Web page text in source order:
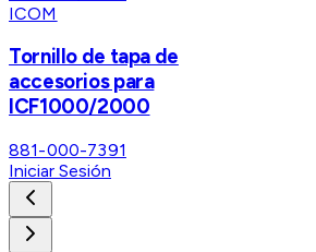
ICOM
Tornillo de tapa de
accesorios para
ICF1000/2000
881-000-7391
Iniciar Sesión